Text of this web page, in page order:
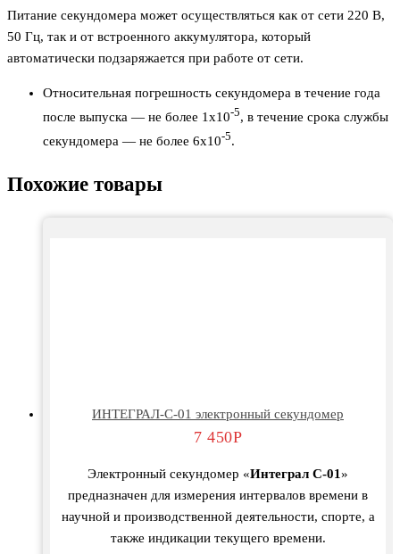
Питание секундомера может осуществляться как от сети 220 В,
50 Гц, так и от встроенного аккумулятора, который
автоматически подзаряжается при работе от сети.
Относительная погрешность секундомера в течение года
после выпуска — не более 1х10-5, в течение срока службы
секундомера — не более 6х10-5.
Похожие товары
ИНТЕГРАЛ-С-01 электронный секундомер
7 450Р
Электронный секундомер «Интеграл С-01»
предназначен для измерения интервалов времени в
научной и производственной деятельности, спорте, а
также индикации текущего времени.